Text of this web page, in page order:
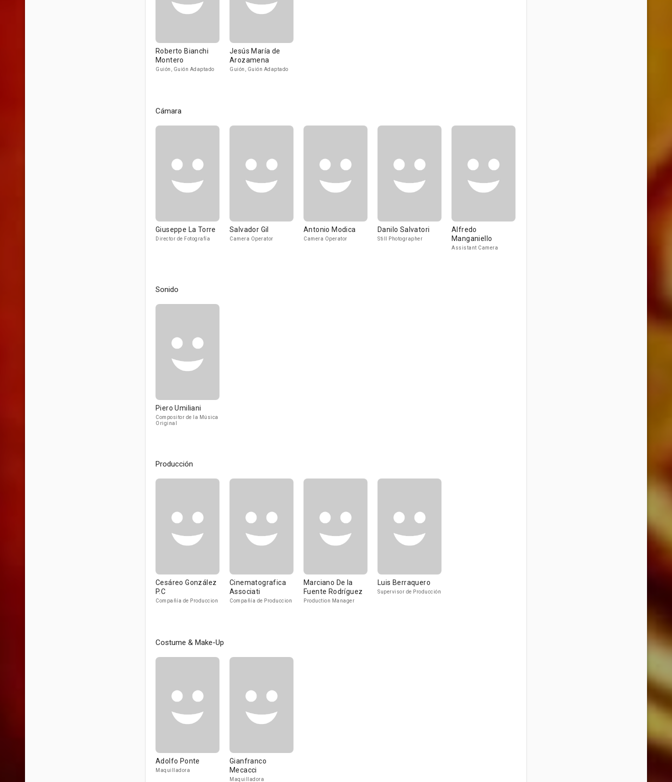
Roberto Bianchi
Montero
Guión, Guión Adaptado
Jesús María de
Arozamena
Guión, Guión Adaptado
Cámara
Giuseppe La Torre
Director de Fotografía
Salvador Gil
Camera Operator
Antonio Modica
Camera Operator
Danilo Salvatori
Still Photographer
Alfredo
Manganiello
Assistant Camera
Sonido
Piero Umiliani
Compositor de la Música
Original
Producción
Cesáreo González
P.C
Compañía de Produccion
Cinematografica
Associati
Compañía de Produccion
Marciano De la
Fuente Rodríguez
Production Manager
Luis Berraquero
Supervisor de Producción
Costume & Make-Up
Adolfo Ponte
Maquilladora
Gianfranco
Mecacci
Maquilladora